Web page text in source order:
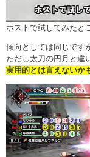
ホストで試してみたと
傾向としては同じです
ただし太刀の円月と違
実用的とは言えないか